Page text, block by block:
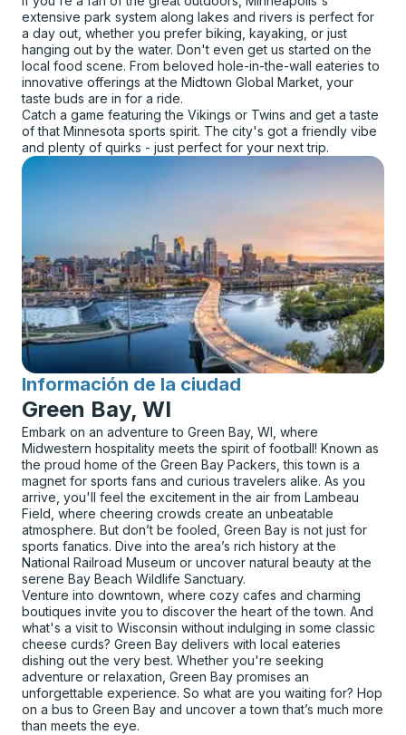
extensive park system along lakes and rivers is perfect for
a day out, whether you prefer biking, kayaking, or just
hanging out by the water. Don't even get us started on the
local food scene. From beloved hole-in-the-wall eateries to
innovative offerings at the Midtown Global Market, your
taste buds are in for a ride.
Catch a game featuring the Vikings or Twins and get a taste
of that Minnesota sports spirit. The city's got a friendly vibe
and plenty of quirks - just perfect for your next trip.
Información de la ciudad
para
Green Bay, WI
Embark on an adventure to Green Bay, WI, where
Midwestern hospitality meets the spirit of football! Known as
the proud home of the Green Bay Packers, this town is a
magnet for sports fans and curious travelers alike. As you
arrive, you'll feel the excitement in the air from Lambeau
Field, where cheering crowds create an unbeatable
atmosphere. But don’t be fooled, Green Bay is not just for
sports fanatics. Dive into the area’s rich history at the
National Railroad Museum or uncover natural beauty at the
serene Bay Beach Wildlife Sanctuary.
Venture into downtown, where cozy cafes and charming
boutiques invite you to discover the heart of the town. And
what's a visit to Wisconsin without indulging in some classic
cheese curds? Green Bay delivers with local eateries
dishing out the very best. Whether you're seeking
adventure or relaxation, Green Bay promises an
unforgettable experience. So what are you waiting for? Hop
on a bus to Green Bay and uncover a town that’s much more
than meets the eye.